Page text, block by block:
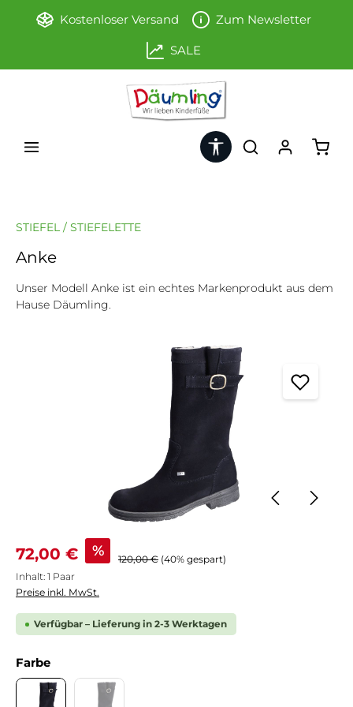
Zum Hauptinhalt springen
Kostenloser Versand Zum Newsletter
SALE
Werkzeugleiste anzeigen
STIEFEL / STIEFELETTE
Anke
Unser Modell Anke ist ein echtes Markenprodukt aus dem
Hause Däumling.
Verkaufspreis:
72,00 € % Regulärer Preis:
120,00 € (40% gespart)
Inhalt: 1 Paar
Preise inkl. MwSt.
Verfügbar – Lieferung in 2-3 Werktagen
Farbeauswählen